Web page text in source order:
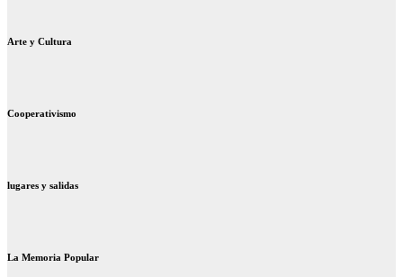
Arte y Cultura
Cooperativismo
lugares y salidas
La Memoria Popular